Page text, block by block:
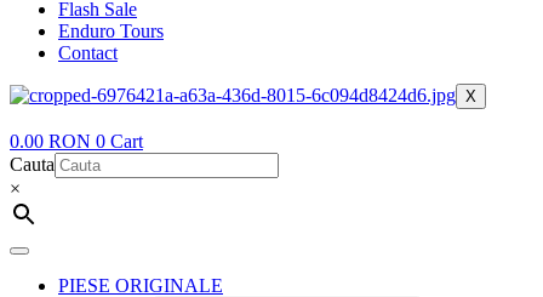
Flash Sale
Enduro Tours
Contact
X
0.00 RON 0 Cart
Cauta
×
PIESE ORIGINALE